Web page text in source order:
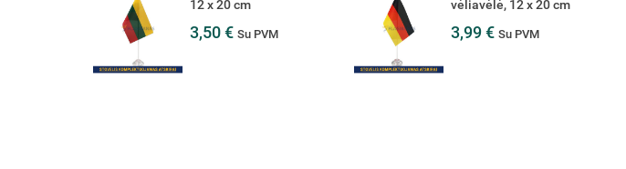
12 x 20 cm
3,50 € Su PVM
vėliavėlė, 12 x 20 cm
3,99 € Su PVM